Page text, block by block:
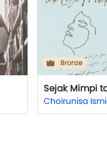
Bronze
Choirunisa